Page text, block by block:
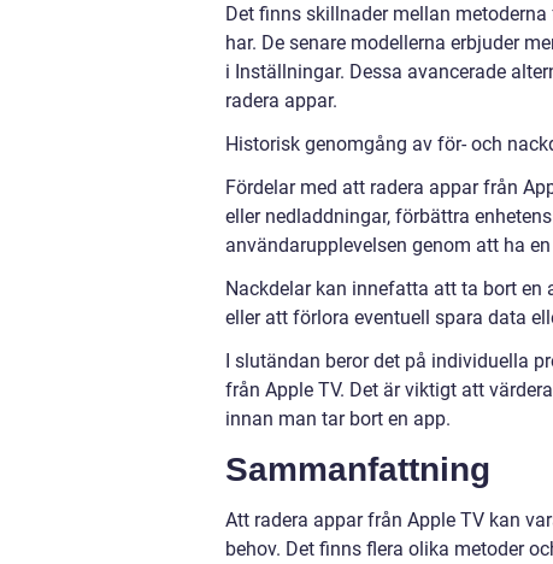
Det finns skillnader mellan
har. De senare modellerna erbjuder
i Inställningar. Dessa avancerade
radera appar.
Historisk genomgång av för- och
Fördelar med att radera appar från
eller nedladdningar, förbättra
användarupplevelsen genom att ha
Nackdelar kan innefatta att ta bort en
eller att förlora eventuell spara data
I slutändan beror det på individuella
från Apple TV. Det är viktigt att
innan man tar bort en app.
Sammanfattning
Att radera appar från Apple TV kan
behov. Det finns flera olika metoder